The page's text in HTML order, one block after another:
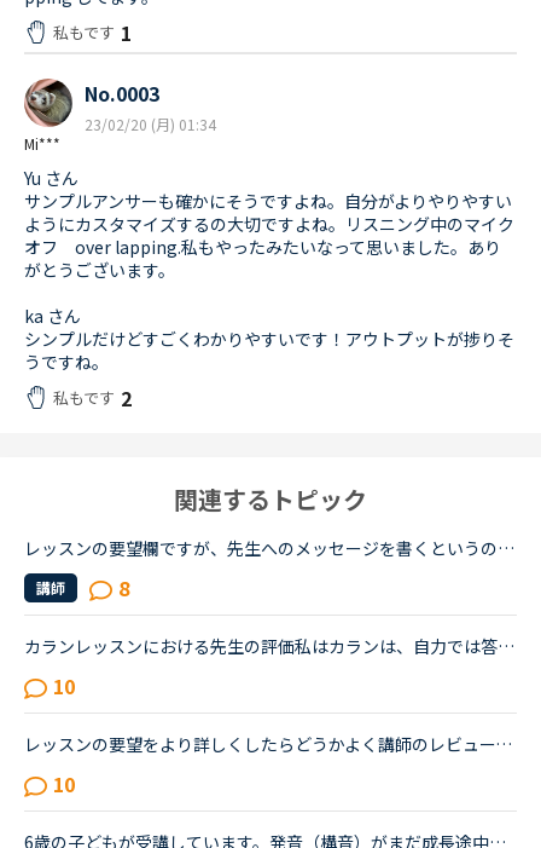
私もです 1
Mi***
No.0003
23/02/20 (月) 01:34
Yu さん
サンプルアンサーも確かにそうですよね。自分がよりやりやすい
ようにカスタマイズするの大切ですよね。リスニング中のマイク
オフ over lapping.私もやったみたいなって思いました。あり
がとうございます。
ka さん
シンプルだけどすごくわかりやすいです！アウトプットが捗りそ
うですね。
私もです 2
関連するトピック
レッスンの要望欄ですが、先生へのメッセージを書くというのでも大丈夫なのでしょうか。私はカランメソッドを主に受けているのですが、その先生達へメッセージとして伝えたいことがあります。喉の調子を保つのが...
講師 8
カランレッスンにおける先生の評価私はカランは、自力では答えられないので、シャドウイングしています。リードの上手な先生を選んでレッスンを受けますし、逆に、レビューを読んで待つタイプの先生だとわかると...
10
レッスンの要望をより詳しくしたらどうかよく講師のレビューで様々な意見を見るのですが、「教材は終わらなかったけど、楽しく会話ができた」という人もいれば、「雑談で最後まで終わらせられず不満」という意見...
10
6歳の子どもが受講しています。発音（構音）がまだ成長途中で、日本語でもカ行が上手く言えず、ほとんどタ行に聞こえてしまいます（構音障害の疑いあり）。英語でもやはりＣ,Kの音がTに近くなってしまいます。日...